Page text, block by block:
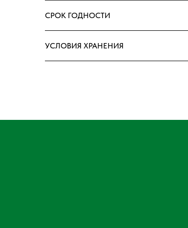
СРОК ГОДНОСТИ
УСЛОВИЯ ХРАНЕНИЯ